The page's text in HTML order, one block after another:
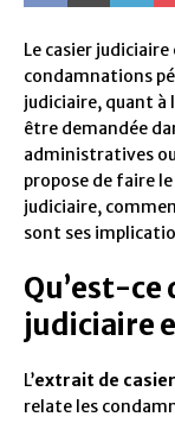
Le casier
condamnations
judiciaire, quant à
être demandée
administratives
propose de faire
judiciaire,
sont ses
Qu’est-ce
judiciaire
L’extrait de
relate les